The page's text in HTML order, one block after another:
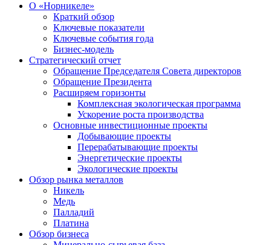
О «Норникеле»
Краткий обзор
Ключевые показатели
Ключевые события года
Бизнес-модель
Стратегический отчет
Обращение Председателя Совета директоров
Обращение Президента
Расширяем горизонты
Комплексная экологическая программа
Ускорение роста производства
Основные инвестиционные проекты
Добывающие проекты
Перерабатывающие проекты
Энергетические проекты
Экологические проекты
Обзор рынка металлов
Никель
Медь
Палладий
Платина
Обзор бизнеса